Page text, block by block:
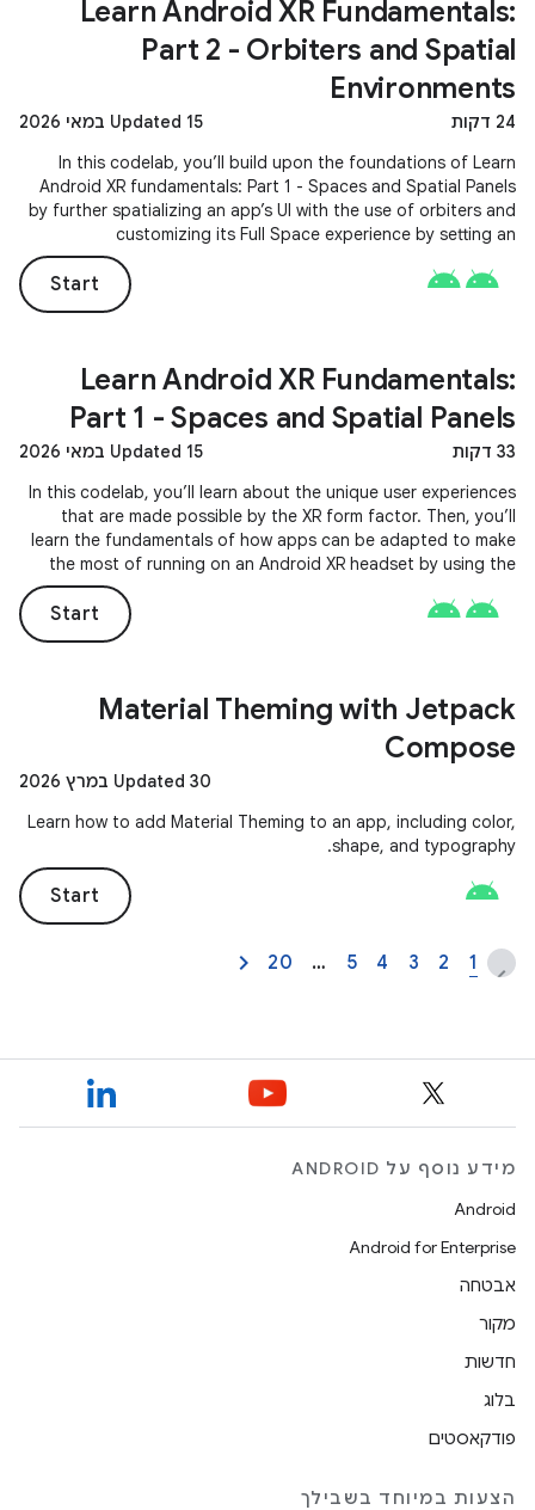
Learn Android XR Fundamentals:
Part 2 - Orbiters and Spatial
Environments
24 דקות
Updated 15 במאי 2026
In this codelab, you’ll build upon the foundations of Learn
Android XR fundamentals: Part 1 - Spaces and Spatial Panels
by further spatializing an app’s UI with the use of orbiters and
customizing its Full Space experience by setting an
Start
Learn Android XR Fundamentals:
Part 1 - Spaces and Spatial Panels
33 דקות
Updated 15 במאי 2026
In this codelab, you’ll learn about the unique user experiences
that are made possible by the XR form factor. Then, you’ll
learn the fundamentals of how apps can be adapted to make
the most of running on an Android XR headset by using the
composables provided by the Jetpack Compose for XR library.
Start
Material Theming with Jetpack
Compose
Updated 30 במרץ 2026
Learn how to add Material Theming to an app, including color,
shape, and typography.
Start
1
2
3
4
5
…
20
מידע נוסף על ANDROID
Android
Android for Enterprise
אבטחה
מקור
חדשות
בלוג
פודקאסטים
הצעות במיוחד בשבילך